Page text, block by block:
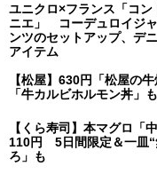
ユニクロ×フランス「コン
ニエ」 コーデュロイジ
ンツのセットアップ、デ
アイテム
【松屋】630円「松屋の
「牛カルビホルモン丼」も
【くら寿司】本マグロ「
110円 5日間限定＆一皿
ろ」も